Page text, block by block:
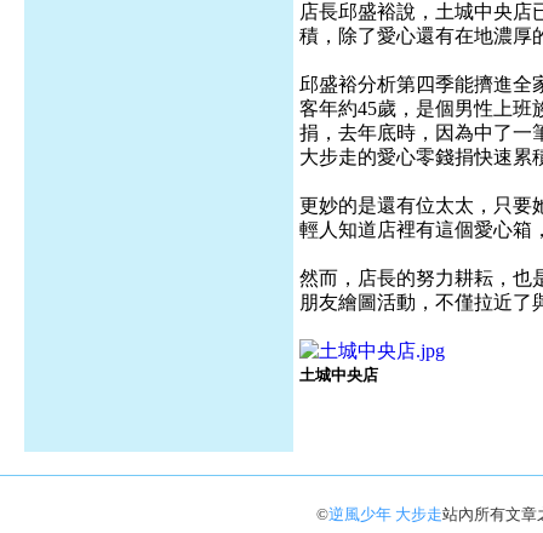
店長邱盛裕說，土城中央店
積，除了愛心還有在地濃厚
邱盛裕分析第四季能擠進全
客年約45歲，是個男性上班
捐，去年底時，因為中了一
大步走的愛心零錢捐快速累
更妙的是還有位太太，只要
輕人知道店裡有這個愛心箱
然而，店長的努力耕耘，也
朋友繪圖活動，不僅拉近了
土城中央店
©逆風少年 大步走站內所有文章